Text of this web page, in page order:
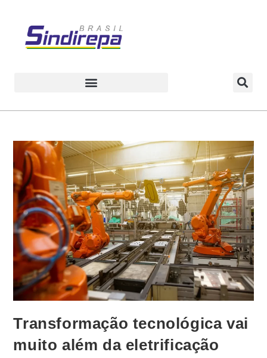
Transformação tecnológica vai
muito além da eletrificação